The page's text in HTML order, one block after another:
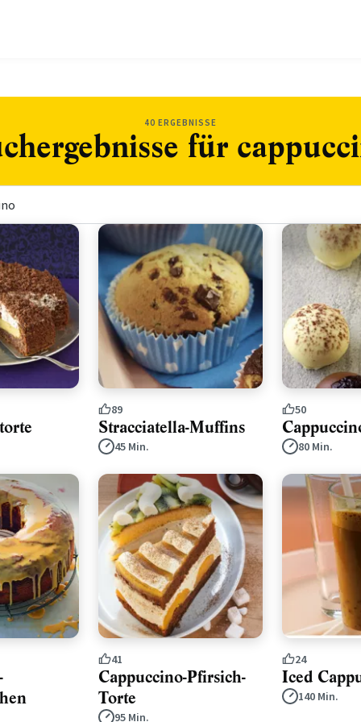
40 ERGEBNISSE
für
89
Stracciatella-Muffins
45 Min.
50
80 Min.
41
Cappuccino-Pfirsich-
Torte
95 Min.
24
Iced
140 Min.